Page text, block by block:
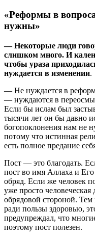
«Реформы в
нужны»
— Некоторые люди
слишком много. И
чтобы ураза
нуждается в изменении.
— Не нуждается в
— нуждаются в
Если бы ислам был
тысячи лет он бы давно
богопоклонения нам не
потому что истинная
есть полное предание
Пост — это благодать.
пост во имя Аллаха и
обряд. Если же человек
уже просто человеческая
обрядовой стороной. Тем
ради пользы здоровью,
предупреждал, что
поэтому пост полезен.